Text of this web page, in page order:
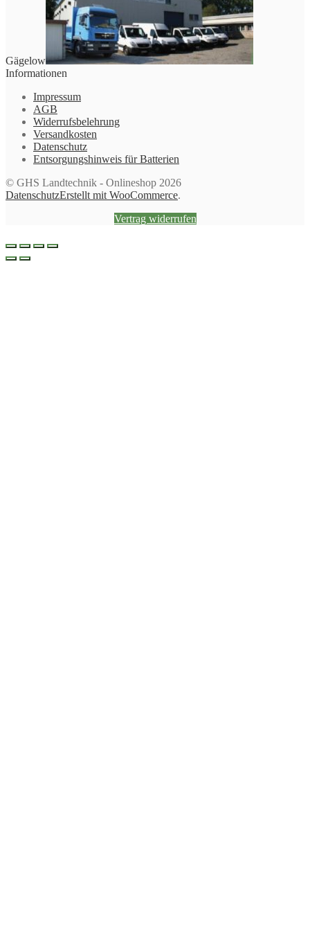
Gägelow
Informationen
Impressum
AGB
Widerrufsbelehrung
Versandkosten
Datenschutz
Entsorgungshinweis für Batterien
© GHS Landtechnik - Onlineshop 2026
DatenschutzErstellt mit WooCommerce.
Vertrag widerrufen